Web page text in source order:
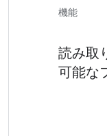
機能
読み取
可能な